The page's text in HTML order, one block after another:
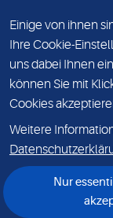
DATENSCHUTZ
KARRIERE
VERANSTALTUNGEN
© Sonic Healthcare
Sonic Healthcare
14197 Berlin
Einige von ihnen
Ihre Cookie-
uns dabei Ihnen
können Sie mit
Cookies
Weitere
Nur